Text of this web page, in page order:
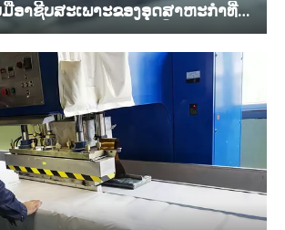
ອາຊີບສະເພາະຂອງອຸດສາຫະກໍາທີ່
ນໄກໂຄງສ້າງຢ່າງເຕັມທີ່ແລະການ
ນການປະຕິບັດໃນສະຖານທີ່